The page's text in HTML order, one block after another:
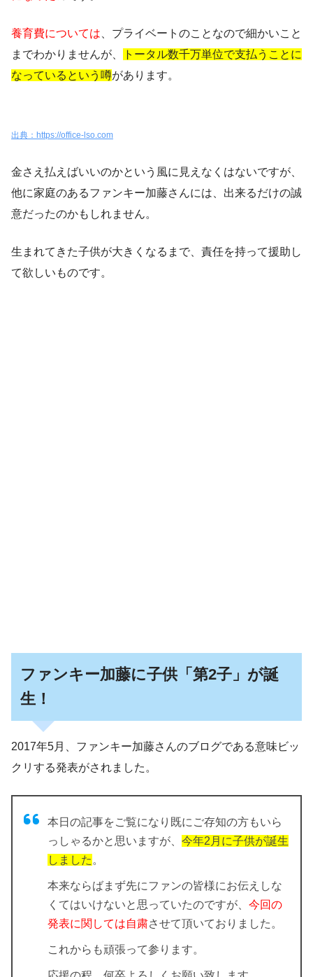
養育費については 、プライベートのことなので細かいこと
までわかりませんが、
トータル数千万単位で支払うことに
なっているという噂があります。
出典：https://office-lso.com
金さえ払えばいいのかという風に見えなくはないですが、
他に家庭のあるファンキー加藤さんには、出来るだけの誠
意だったのかもしれません。
生まれてきた子供が大きくなるまで、責任を持って援助し
て欲しいものです。
ファンキー加藤に子供「第2子」が誕
生！
2017年5月、ファンキー加藤さんのブログである意味ビッ
クリする発表がされました。
本日の記事をご覧になり既にご存知の方もいら
っしゃるかと思いますが、 今年2月に子供が誕生
しました 。
本来ならばまず先にファンの皆様にお伝えしな
くてはいけないと思っていたのですが、 今回の
発表に関しては自粛させて頂いておりました。
これからも頑張って参ります。